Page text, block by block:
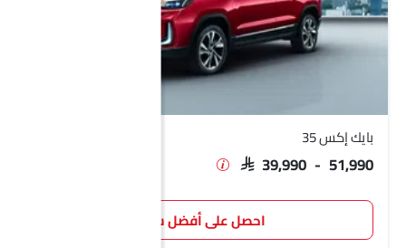
بايك إكس 35
SAR 39,990 - 51,990
احصل على أفضل سعر